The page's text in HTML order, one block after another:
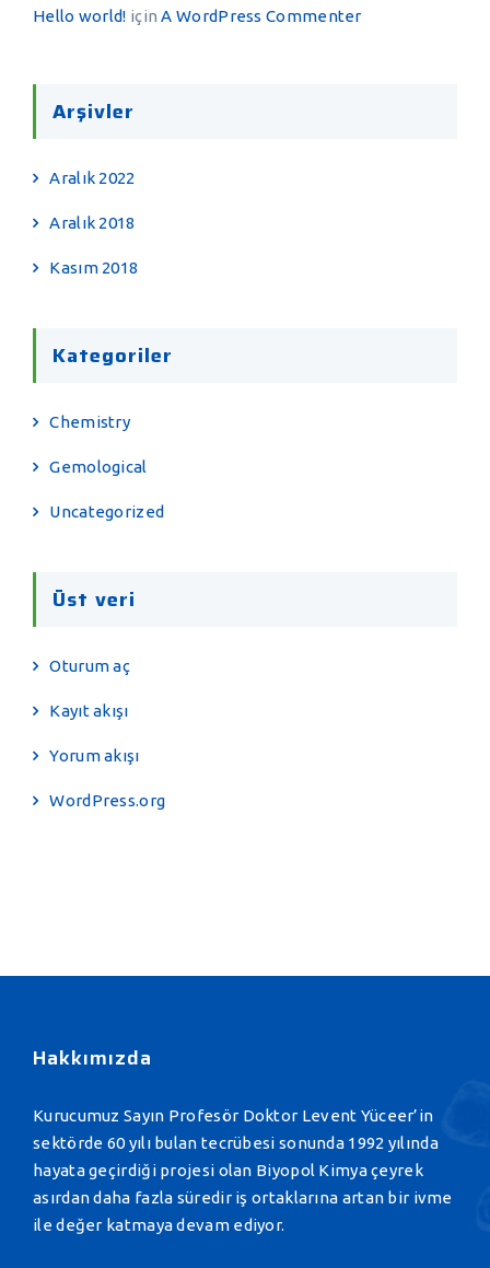
Hello world! içinA WordPress Commenter
Arşivler
Aralık 2022
Aralık 2018
Kasım 2018
Kategoriler
Chemistry
Gemological
Uncategorized
Üst veri
Oturum aç
Kayıt akışı
Yorum akışı
WordPress.org
Hakkımızda
Kurucumuz Sayın Profesör Doktor Levent Yüceer’in
sektörde 60 yılı bulan tecrübesi sonunda 1992 yılında
hayata geçirdiği projesi olan Biyopol Kimya çeyrek
asırdan daha fazla süredir iş ortaklarına artan bir ivme
ile değer katmaya devam ediyor.